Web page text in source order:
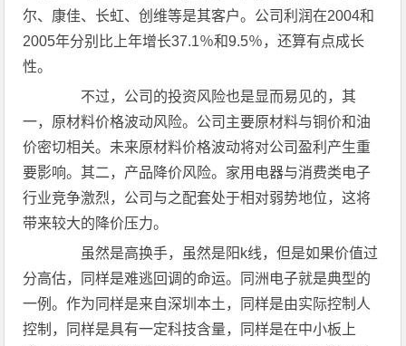
尔、康佳、长虹、创维等是其客户。公司利润在2004和
2005年分别比上年增长37.1％和9.5％，还算有点成长
性。
不过，公司的投资风险也是显而易见的，其
一，原材料价格波动风险。公司主要原材料与铜价和油
价密切相关。未来原材料价格波动将对公司盈利产生重
要影响。其二，产品降价风险。家用电器与消费类电子
行业竞争激烈，公司与之配套处于相对弱势地位，这将
带来较大的降价压力。
虽然是高换手，虽然是阳k线，但是如果价值过
分高估，同样是难逃回调的命运。同洲电子就是典型的
一例。作为同样是来自深圳本土，同样是由实际控制人
控制，同样是具有一定科技含量，同样是在中小板上